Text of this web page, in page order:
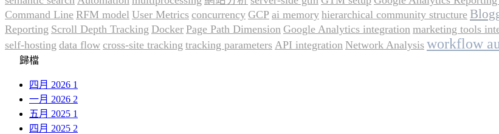
Command Line RFM model User Metrics concurrency GCP ai memory hierarchical community structure
Reporting Scroll Depth Tracking Docker Page Path Dimension Google Analytics integration marketing tools
self-hosting data flow cross-site tracking tracking parameters API integration Network Analysis workflow
歸檔
四月 2026 1
一月 2026 2
五月 2025 1
四月 2025 2